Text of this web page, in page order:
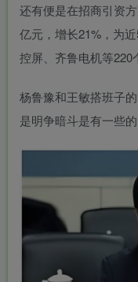
还有便是在招商引资
亿元，增长21%，为
控屏、齐鲁电机等220
杨鲁豫和王敏搭班子
是明争暗斗是有一些的